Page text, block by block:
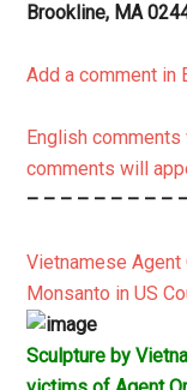
Brookline, MA
Add a comment in
English
comments will
– – – – – – – – –
Vietnamese Agent
Monsanto in US
Sculpture by